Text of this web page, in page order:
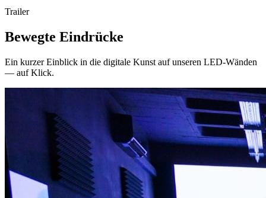
Trailer
Bewegte Eindrücke
Ein kurzer Einblick in die digitale Kunst auf unseren LED-Wänden
— auf Klick.